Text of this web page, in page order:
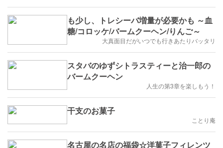
も少し、トレシーバ増量が必要かも ～血
糖/コロッケ/バームクーヘン/りんご～
大真面目だがいつでも行きあたりバッタリ
スタバのゆずシトラスティーと治一郎の
バームクーヘン
人生の第3章を楽しもう！
干支のお菓子
ことり庵
名古屋の名店の福袋☆洋菓子フィレンツ